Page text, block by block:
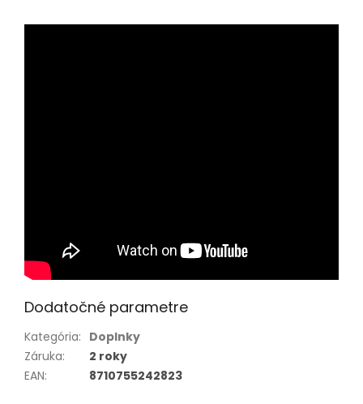
Dodatočné parametre
Kategória: Doplnky
Záruka:
2 roky
EAN: 8710755242823